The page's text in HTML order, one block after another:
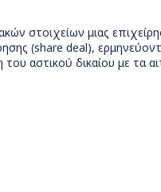
στοιχείων μιας
(share deal),
αστικού δικαίου με τα